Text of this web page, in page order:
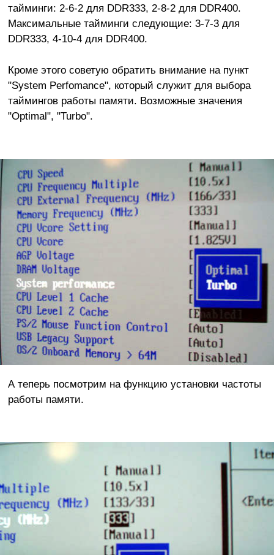
тайминги: 2-6-2 для DDR333, 2-8-2 для DDR400.
Максимальные тайминги следующие: 3-7-3 для
DDR333, 4-10-4 для DDR400.
Кроме этого советую обратить внимание на пункт
"System Perfomance", который служит для выбора
таймингов работы памяти. Возможные значения
"Optimal", "Turbo".
А теперь посмотрим на функцию установки частоты
работы памяти.